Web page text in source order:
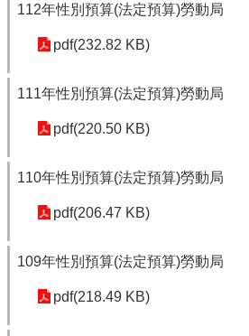
112年性別預算(法定預算)勞動局
pdf(232.82 KB)
111年性別預算(法定預算)勞動局
pdf(220.50 KB)
110年性別預算(法定預算)勞動局
pdf(206.47 KB)
109年性別預算(法定預算)勞動局
pdf(218.49 KB)